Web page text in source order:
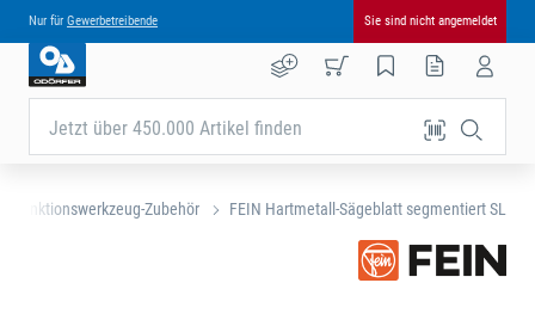
Nur für Gewerbetreibende Sie sind nicht angemeldet
Jetzt über 450.000 Artikel finden
Zubehör FEIN Hartmetall-Sägeblatt segmentiert SL